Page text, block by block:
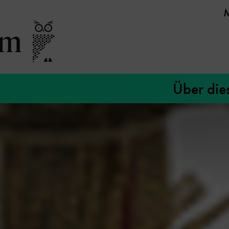
Über